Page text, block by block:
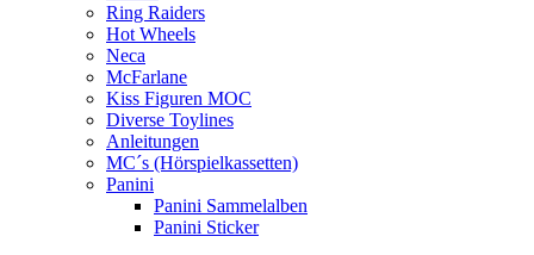
Ring Raiders
Hot Wheels
Neca
McFarlane
Kiss Figuren MOC
Diverse Toylines
Anleitungen
MC´s (Hörspielkassetten)
Panini
Panini Sammelalben
Panini Sticker